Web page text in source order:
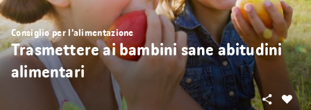
Consiglio per l’alimentazione
Trasmettere ai bambini sane abitudini
alimentari
Condividi